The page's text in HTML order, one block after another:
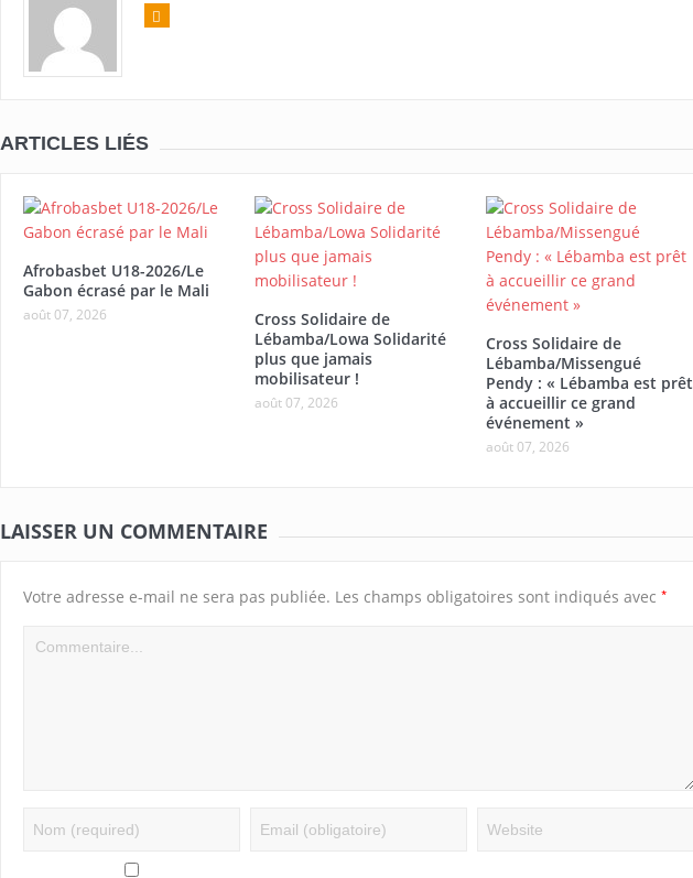
ARTICLES LIÉS
Afrobasbet U18-2026/Le
Gabon écrasé par le Mali
août 07, 2026
Cross Solidaire de
Lébamba/Lowa Solidarité
plus que jamais
mobilisateur !
août 07, 2026
Cross Solidaire de
Lébamba/Missengué
Pendy : « Lébamba est prêt
à accueillir ce grand
événement »
août 07, 2026
LAISSER UN COMMENTAIRE
Votre adresse e-mail ne sera pas publiée. Les champs obligatoires sont indiqués avec *